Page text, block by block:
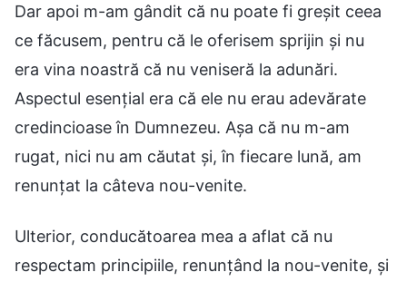
Dar apoi m-am gândit că nu poate fi greșit ceea
ce făcusem, pentru că le oferisem sprijin și nu
era vina noastră că nu veniseră la adunări.
Aspectul esențial era că ele nu erau adevărate
credincioase în Dumnezeu. Așa că nu m-am
rugat, nici nu am căutat și, în fiecare lună, am
renunțat la câteva nou-venite.
Ulterior, conducătoarea mea a aflat că nu
respectam principiile, renunțând la nou-venite, și